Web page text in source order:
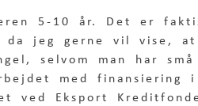
5-10 år. Det er
jeg gerne vil vise, at
selvom man har små
med
ved Eksport